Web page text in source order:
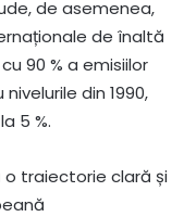
de asemenea,
de înaltă
90 % a emisiilor
din 1990,
5 %.
traiectorie clară și